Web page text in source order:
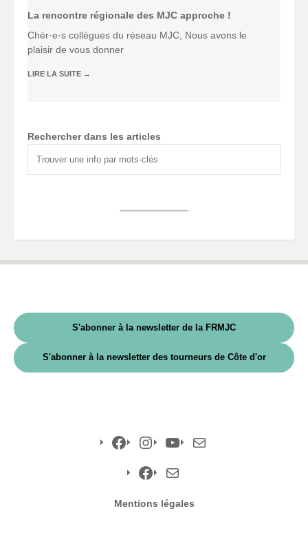
La rencontre régionale des MJC approche !
Chèr·e·s collègues du réseau MJC, Nous avons le
plaisir de vous donner
LIRE LA SUITE →
Rechercher dans les articles
S'abonner à la newsletter de la FRMJC
S'abonner à la newsletter des tourneurs de Côte d'or
Facebook
Facebook
mail
Mentions légales